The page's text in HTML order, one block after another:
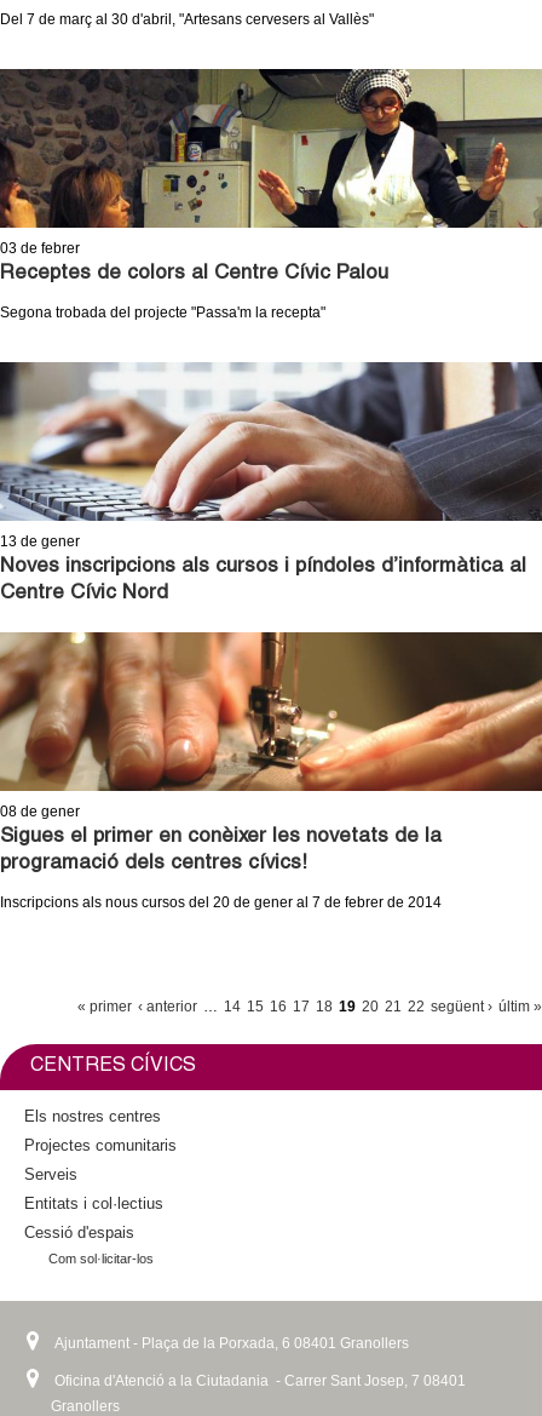
Del 7 de març al 30 d'abril, "Artesans cervesers al Vallès"
03 de febrer
Receptes de colors al Centre Cívic Palou
Segona trobada del projecte "Passa'm la recepta"
13 de gener
Noves inscripcions als cursos i píndoles d’informàtica al
Centre Cívic Nord
08 de gener
Sigues el primer en conèixer les novetats de la
programació dels centres cívics!
Inscripcions als nous cursos del 20 de gener al 7 de febrer de 2014
G
« primer ‹ anterior 14 15 16 17 18 19 20 21 22 següent › últim »
CENTRES CÍVICS
Els nostres centres
Projectes comunitaris
Serveis
Entitats i col·lectius
Cessió d'espais
Com sol·licitar-los
Ajuntament - Plaça de la Porxada, 6 08401 Granollers
Oficina d'Atenció a la Ciutadania - Carrer Sant Josep, 7 08401
Granollers